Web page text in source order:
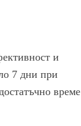
и
7 дни при
време